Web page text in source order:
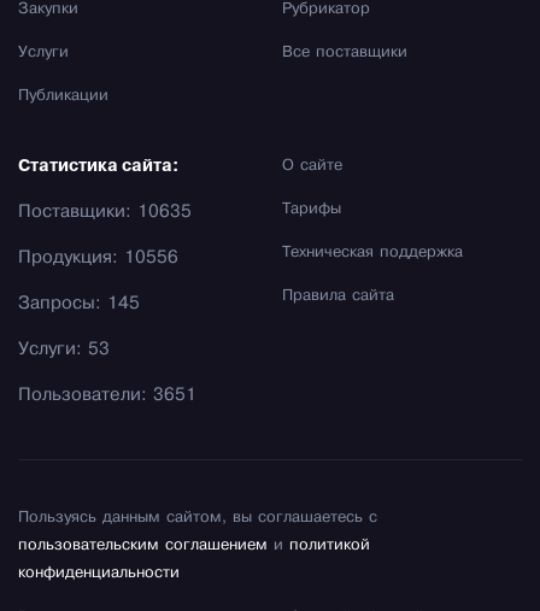
Закупки
Услуги
Публикации
Рубрикатор
Все поставщики
О сайте
Тарифы
Техническая поддержка
Правила сайта
Статистика сайта:
Поставщики: 10635
Продукция: 10556
Запросы: 145
Услуги: 53
Пользователи: 3651
Пользуясь данным сайтом, вы соглашаетесь с
пользовательским соглашением и политикой
конфиденциальности